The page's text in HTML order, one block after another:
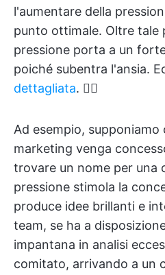
l'aumentare della
punto ottimale. Oltre tale
pressione porta a un
poiché subentra l'ansia.
dettagliata. 👇🏼
Ad esempio, supponiamo
marketing venga
trovare un nome per una
pressione stimola la
produce idee brillanti e
team, se ha a
impantana in analisi
comitato, arrivando a un